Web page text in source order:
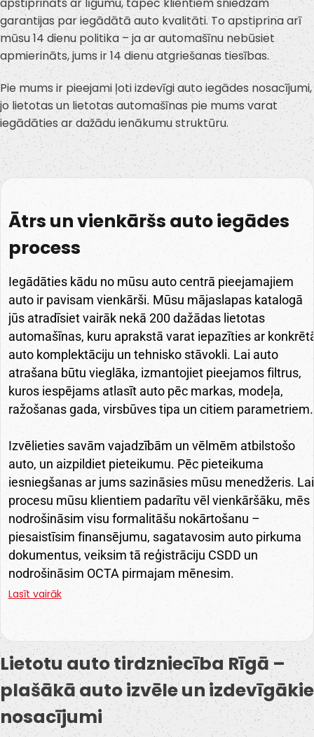
garantijas par iegādātā auto kvalitāti. To apstiprina arī
mūsu 14 dienu politika – ja ar automašīnu nebūsiet
apmierināts, jums ir 14 dienu atgriešanas tiesības.
Pie mums ir pieejami ļoti izdevīgi auto iegādes nosacījumi,
jo lietotas un lietotas automašīnas pie mums varat
iegādāties ar dažādu ienākumu struktūru.
Ātrs un vienkāršs auto iegādes
process
Iegādāties kādu no mūsu auto centrā pieejamajiem
auto ir pavisam vienkārši. Mūsu mājaslapas katalogā
jūs atradīsiet vairāk nekā 200 dažādas lietotas
automašīnas, kuru aprakstā varat iepazīties ar
auto komplektāciju un tehnisko stāvokli. Lai auto
atrašana būtu vieglāka, izmantojiet pieejamos filtrus,
kuros iespējams atlasīt auto pēc markas, modeļa,
ražošanas gada, virsbūves tipa un citiem parametriem.
Izvēlieties savām vajadzībām un vēlmēm atbilstošo
auto, un aizpildiet pieteikumu. Pēc pieteikuma
iesniegšanas ar jums sazināsies mūsu menedžeris. Lai
procesu mūsu klientiem padarītu vēl vienkāršāku, mēs
nodrošināsim visu formalitāšu nokārtošanu –
piesaistīsim finansējumu, sagatavosim auto pirkuma
dokumentus, veiksim tā reģistrāciju CSDD un
nodrošināsim OCTA pirmajam mēnesim.
Lasīt vairāk
Lietotu auto tirdzniecība Rīgā –
plašākā auto izvēle un izdevīgākie
nosacījumi